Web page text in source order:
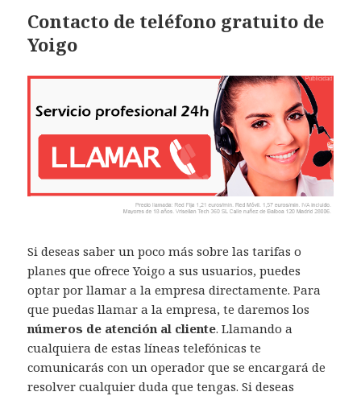
Contacto de teléfono gratuito de
Yoigo
Si deseas saber un poco más sobre las tarifas o
planes que ofrece Yoigo a sus usuarios, puedes
optar por llamar a la empresa directamente. Para
que puedas llamar a la empresa, te daremos los
números de atención al cliente. Llamando a
cualquiera de estas líneas telefónicas te
comunicarás con un operador que se encargará de
resolver cualquier duda que tengas. Si deseas